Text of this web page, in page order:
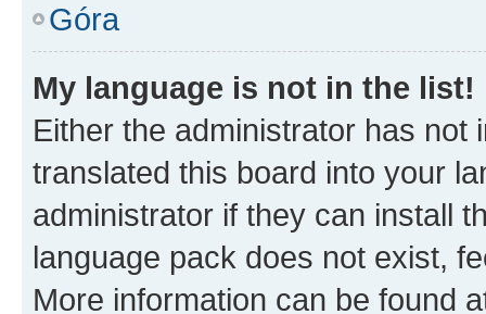
Góra
My language is not in the list!
Either the administrator has not
translated this board into your
administrator if they can install
language pack does not exist,
More information can be found